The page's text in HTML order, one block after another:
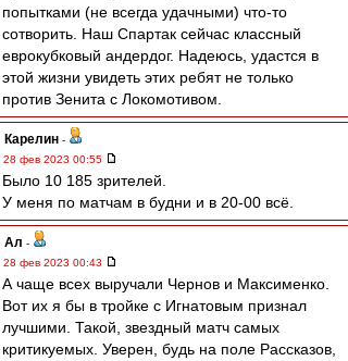
попытками (не всегда удачными) что-то
сотворить. Наш Спартак сейчас классный
еврокубковый андердог. Надеюсь, удастся в
этой жизни увидеть этих ребят не только
против Зенита с Локомотивом.
Карелин -
28 фев 2023 00:55
Было 10 185 зрителей.
У меня по матчам в будни и в 20-00 всё.
Ал -
28 фев 2023 00:43
А чаще всех выручали Чернов и Максименко.
Вот их я бы в тройке с Игнатовым признал
лучшими. Такой, звездный матч самых
критикуемых. Уверен, будь на поле Рассказов,